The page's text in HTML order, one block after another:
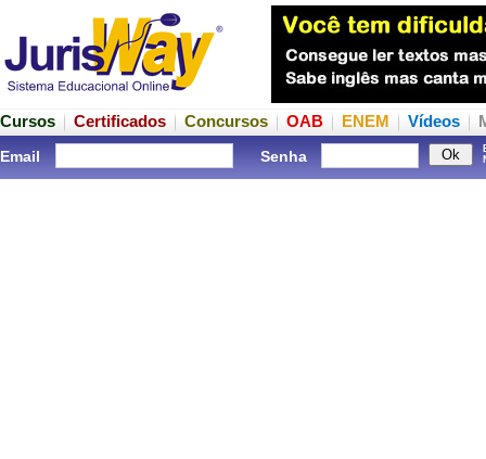
Cursos Certificados Concursos OAB ENEM Vídeos
Email Senha